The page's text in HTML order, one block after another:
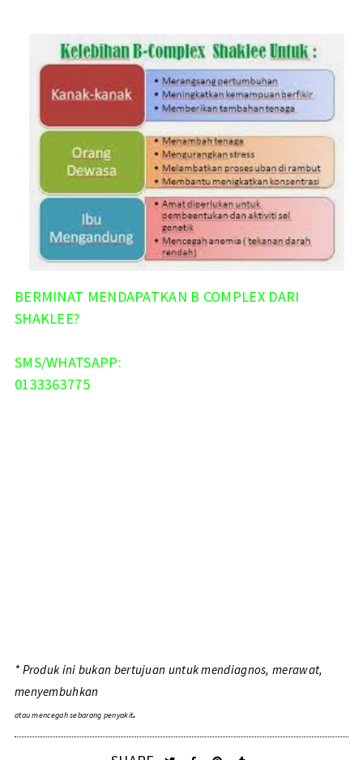
BERMINAT MENDAPATKAN B COMPLEX DARI
SHAKLEE?
SMS/WHATSAPP:
0133363775
* Produk ini bukan bertujuan untuk mendiagnos, merawat,
menyembuhkan
atau mencegah sebarang penyakit.